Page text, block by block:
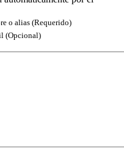
o alias (Requerido)
(Opcional)